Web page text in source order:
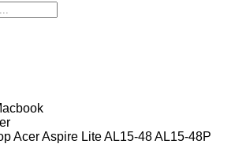
Acer Aspire Lite AL15-48 AL15-48P